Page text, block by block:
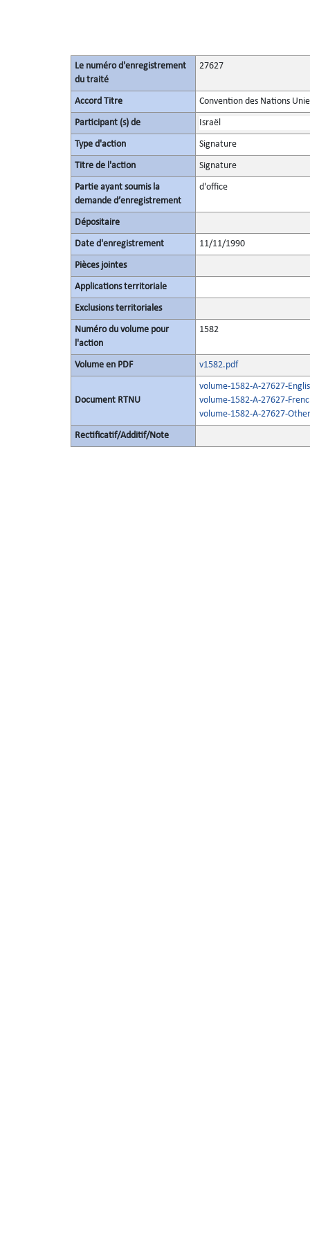
Le numéro d'enregistrement
du traité
27627
Accord Titre Convention des Nations
Participant (s) de Israël
Type d'action Signature
Titre de l'action Signature
Partie ayant soumis la
demande d’enregistrement
d'office
Dépositaire
Date d'enregistrement 11/11/1990
Pièces jointes
Applications territoriale
Exclusions territoriales
Numéro du volume pour
l'action
1582
Volume en PDF v1582.pdf
Document RTNU
volume-1582-A-27627-
volume-1582-A-27627-
volume-1582-A-27627-
Rectificatif/Additif/Note